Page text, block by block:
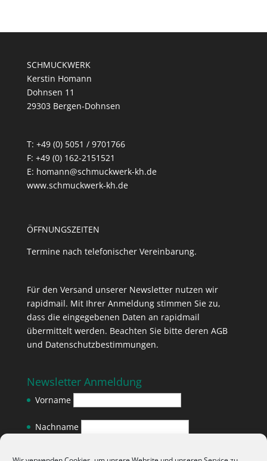
SCHMUCKWERK
Kerstin Homann
Dohnsen 11
29303 Bergen-Dohnsen
T: +49 (0) 5051 / 9701766
F: +49 (0) 162-2151521
E: homann@schmuckwerk-kh.de
www.schmuckwerk-kh.de
ÖFFNUNGSZEITEN
Termine nach telefonischer Vereinbarung.
Für den Versand unserer Newsletter nutzen wir
rapidmail. Mit Ihrer Anmeldung stimmen Sie zu,
dass die eingegebenen Daten an rapidmail
übermittelt werden. Beachten Sie bitte deren AGB
und Datenschutzbestimmungen.
Newsletter Anmeldung
Vorname
Nachname